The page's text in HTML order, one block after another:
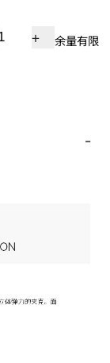
+ 余量有限
-